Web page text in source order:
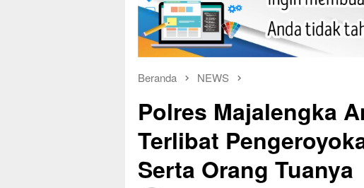
Beranda NEWS
Polres Majalengka
Terlibat
Serta Orang Tuanya